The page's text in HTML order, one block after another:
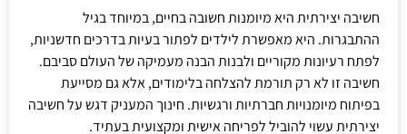
חשיבה יצירתית היא מיומנות חשובה בחיים, במיוחד בגיל
ההתבגרות. היא מאפשרת לילדים לפתור בעיות בדרכים חדשניות,
לפתח רעיונות מקוריים ולבנות הבנה מעמיקה של העולם סביבם.
חשיבה זו לא רק תורמת להצלחה בלימודים, אלא גם מסייעת
בפיתוח מיומנויות חברתיות ורגשיות. חינוך המעניק דגש על חשיבה
יצירתית עשוי להוביל לפריחה אישית ומקצועית בעתיד.